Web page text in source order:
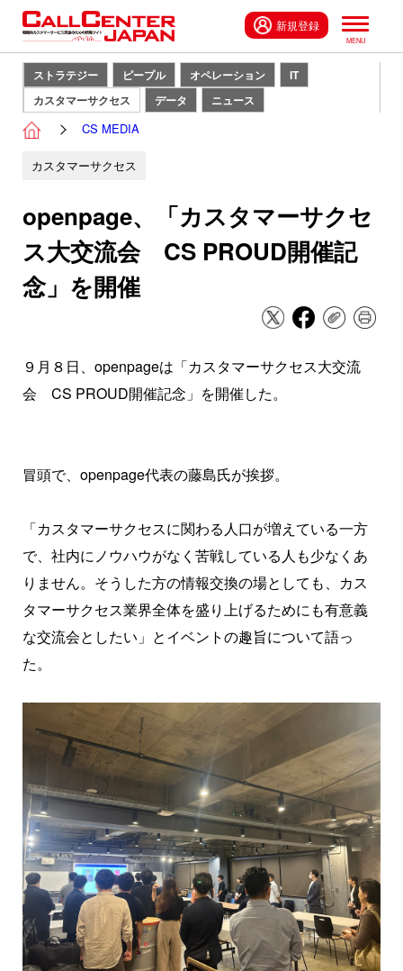
新規登録
ストラテジー ピープル オペレーション
IT
カスタマーサクセス
データ ニュース
CS MEDIA
カスタマーサクセス
openpage、「カスタマーサクセ
ス大交流会 CS PROUD開催記
念」を開催
９月８日、openpageは「カスタマーサクセス大交流
会 CS PROUD開催記念」を開催した。
冒頭で、openpage代表の藤島氏が挨拶。
「カスタマーサクセスに関わる人口が増えている一方
で、社内にノウハウがなく苦戦している人も少なくあ
りません。そうした方の情報交換の場としても、カス
タマーサクセス業界全体を盛り上げるためにも有意義
な交流会としたい」とイベントの趣旨について語っ
た。